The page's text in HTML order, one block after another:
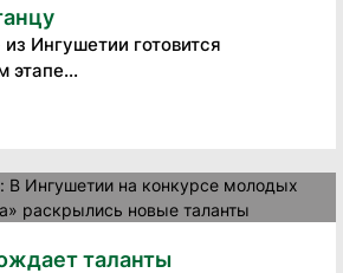
Ингушетии готовится
этапе...
таланты